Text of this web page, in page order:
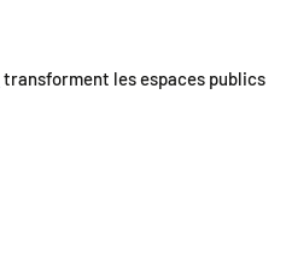
transforment les espaces publics